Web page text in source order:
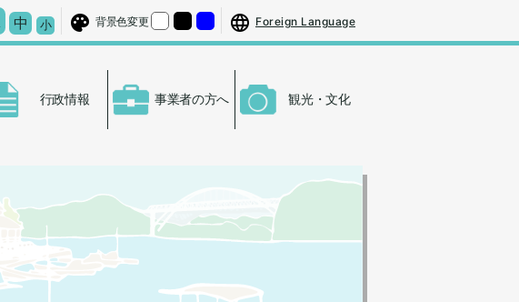
文字を大きくする
中 文字の大きさをもとの大きさに戻す
小文字を小さくする
背景色変更 背景色の変更：白
背景色の変更：黒
背景色の変更：青Foreign Language
行政情報 事業者の方へ 観光・文化